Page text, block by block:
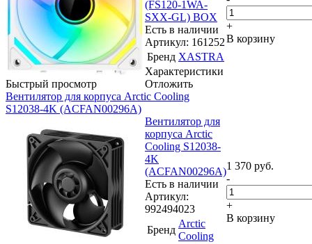
Быстрый просмотр
(FS120-1WA-
SXX-GL) BOX
Есть в наличии
Артикул: 161252
Бренд XASTRA
Характеристики
Отложить
+
В корзину
Вентилятор для корпуса Arctic Cooling
S12038-4K (ACFAN00296A)
Вентилятор для
корпуса Arctic
Cooling S12038-
4K
(ACFAN00296A)
Есть в наличии
Артикул:
992494023
Бренд
Arctic
Cooling
1 370 руб.
-
+
В корзину